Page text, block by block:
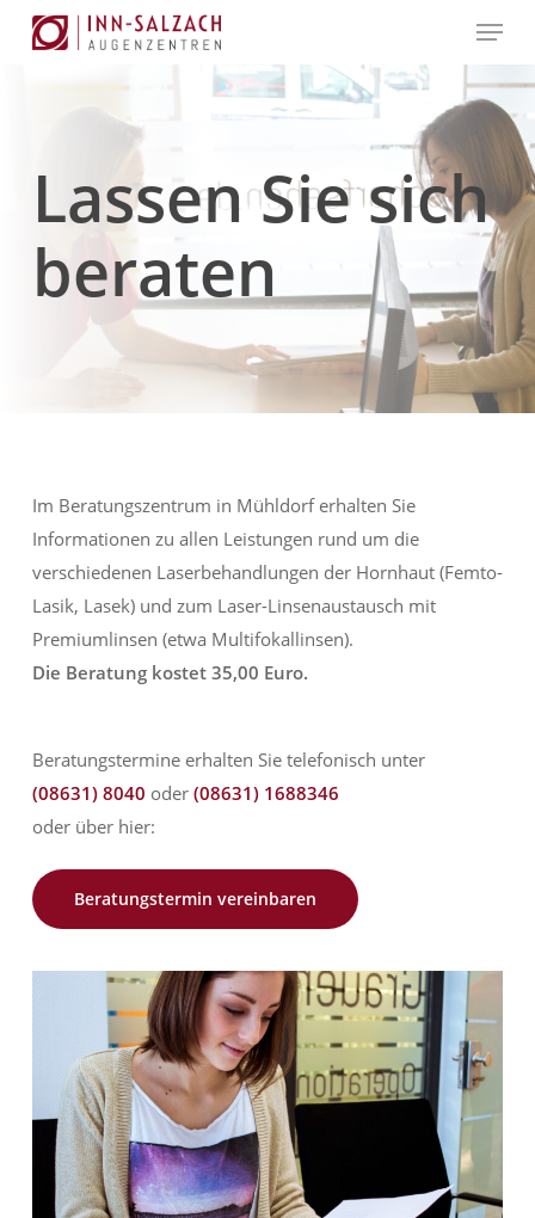
Skip
Menu
Lassen Sie sich
beraten
Im Beratungszentrum in Mühldorf erhalten Sie
Informationen zu allen Leistungen rund um die
verschiedenen Laserbehandlungen der Hornhaut (Femto-
Lasik, Lasek) und zum Laser-Linsenaustausch mit
Premiumlinsen (etwa Multifokallinsen).
Die Beratung kostet 35,00 Euro.
Beratungstermine erhalten Sie telefonisch unter
(08631) 8040 oder (08631) 1688346
oder über hier:
Beratungstermin vereinbaren
Menu